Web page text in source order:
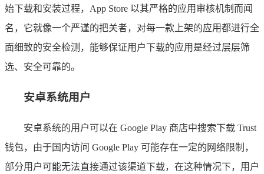
始下载和安装过程，App Store 以其严格的应用审核机制而闻
名，它就像一个严谨的把关者，对每一款上架的应用都进行全
面细致的安全检测，能够保证用户下载的应用是经过层层筛
选、安全可靠的。
安卓系统用户
安卓系统的用户可以在 Google Play 商店中搜索下载 Trust
钱包，由于国内访问 Google Play 可能存在一定的网络限制，
部分用户可能无法直接通过该渠道下载，在这种情况下，用户